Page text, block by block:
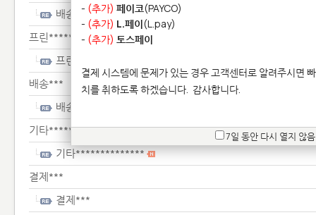
배송***
프린****************
프린****************
배송***
배송***
기타**************
기타**************
결제***
결제***
- (추가) 페이코(PAYCO)
- (추가) L.페이(L.pay)
- (추가) 토스페이
결제 시스템에 문제가 있는 경우 고객센터로 알려주시면
치를 취하도록 하겠습니다. 감사합니다.
7일 동안 다시 열지 않음